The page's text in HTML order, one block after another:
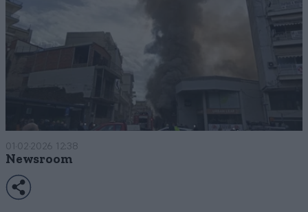
01·02·2026 12:38
Newsroom